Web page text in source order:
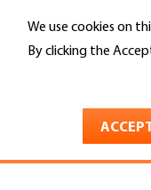
We use cookies on
By clicking the
main
Sanoxx AG